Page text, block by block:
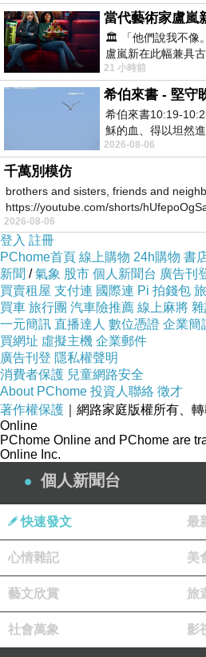
🏛️ 「他們說我不像
盧嵐新在此幅兼具
中，以沈靜的藍色
21 小時前
希伯來書 - 堅守
希伯來書10:19-
穌的血、得以坦然
我們開了一條又新
2026-08-06
千萬別模仿
brothers and sisters, friends and
https://youtube.com/shorts/
https
2026-08-06
登入 註冊
PChome首頁 線上購物 24h購物 書
新聞 /氣象 股市 個人新聞台 廣告刊
買賣租屋 支付連 國際連 Pi 拍錢包
買車 旅行團 汽車險推薦 線上麻將
一元簡訊 直播達人 數位憑證 企業簡
買網址 虛擬主機 企業郵件
廣告刊登 隱私權聲明
消費者保護 兒童網路安全
About PChome 投資人聯絡 徵才
著作權保護 ｜網路家庭版權所有、
Online
PChome Online and PChome are
Online Inc.
個人新聞台
快速發文 最
心情雜記 美
藝文欣賞 旅
社會萬象 影